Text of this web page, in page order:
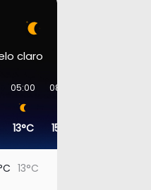
claro
05:00
13°C
08:00
15°C
13°C